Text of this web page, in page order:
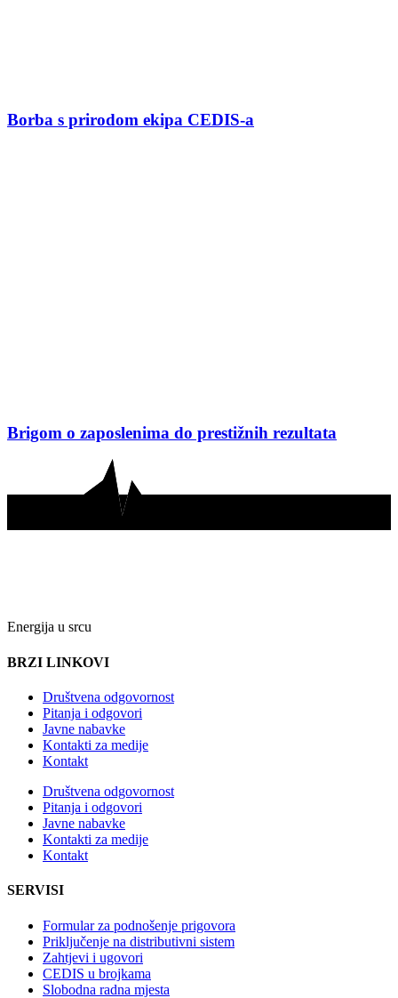
Borba s prirodom ekipa CEDIS-a
Brigom o zaposlenima do prestižnih rezultata
Energija u srcu
BRZI LINKOVI
Društvena odgovornost
Pitanja i odgovori
Javne nabavke
Kontakti za medije
Kontakt
Društvena odgovornost
Pitanja i odgovori
Javne nabavke
Kontakti za medije
Kontakt
SERVISI
Formular za podnošenje prigovora
Priključenje na distributivni sistem
Zahtjevi i ugovori
CEDIS u brojkama
Slobodna radna mjesta